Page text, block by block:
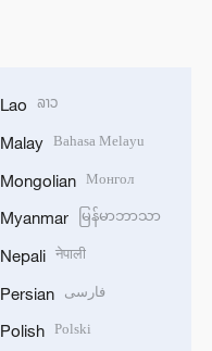
Lao ລາວ
Malay Bahasa Melayu
Mongolian Монгол
Myanmar မြန်မာဘာသာ
Nepali नेपाली
Persian فارسی
Polish Polski